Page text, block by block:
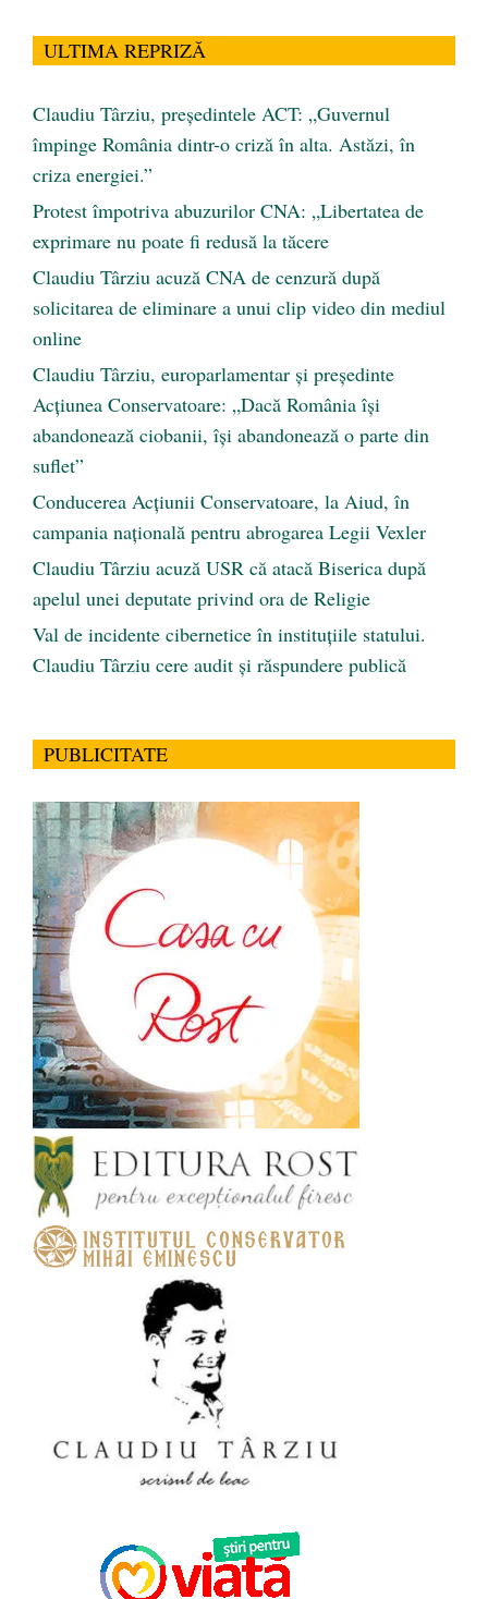
ULTIMA REPRIZĂ
Claudiu Târziu, președintele ACT: „Guvernul
împinge România dintr-o criză în alta. Astăzi, în
criza energiei.”
Protest împotriva abuzurilor CNA: „Libertatea de
exprimare nu poate fi redusă la tăcere
Claudiu Târziu acuză CNA de cenzură după
solicitarea de eliminare a unui clip video din mediul
online
Claudiu Târziu, europarlamentar și președinte
Acțiunea Conservatoare: „Dacă România își
abandonează ciobanii, își abandonează o parte din
suflet”
Conducerea Acțiunii Conservatoare, la Aiud, în
campania națională pentru abrogarea Legii Vexler
Claudiu Târziu acuză USR că atacă Biserica după
apelul unei deputate privind ora de Religie
Val de incidente cibernetice în instituțiile statului.
Claudiu Târziu cere audit și răspundere publică
PUBLICITATE